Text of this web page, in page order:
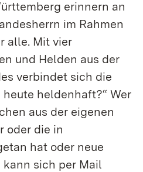
erinnern an
im Rahmen
alle. Mit vier
und Helden aus der
verbindet sich die
heute heldenhaft?“ Wer
aus der eigenen
oder die in
hat oder neue
sich per Mail